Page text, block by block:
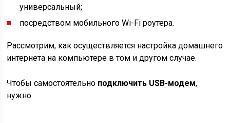
универсальный;
посредством мобильного Wi-Fi роутера.
Рассмотрим, как осуществляется настройка домашнего
интернета на компьютере в том и другом случае.
Чтобы самостоятельно подключить USB-модем,
нужно: